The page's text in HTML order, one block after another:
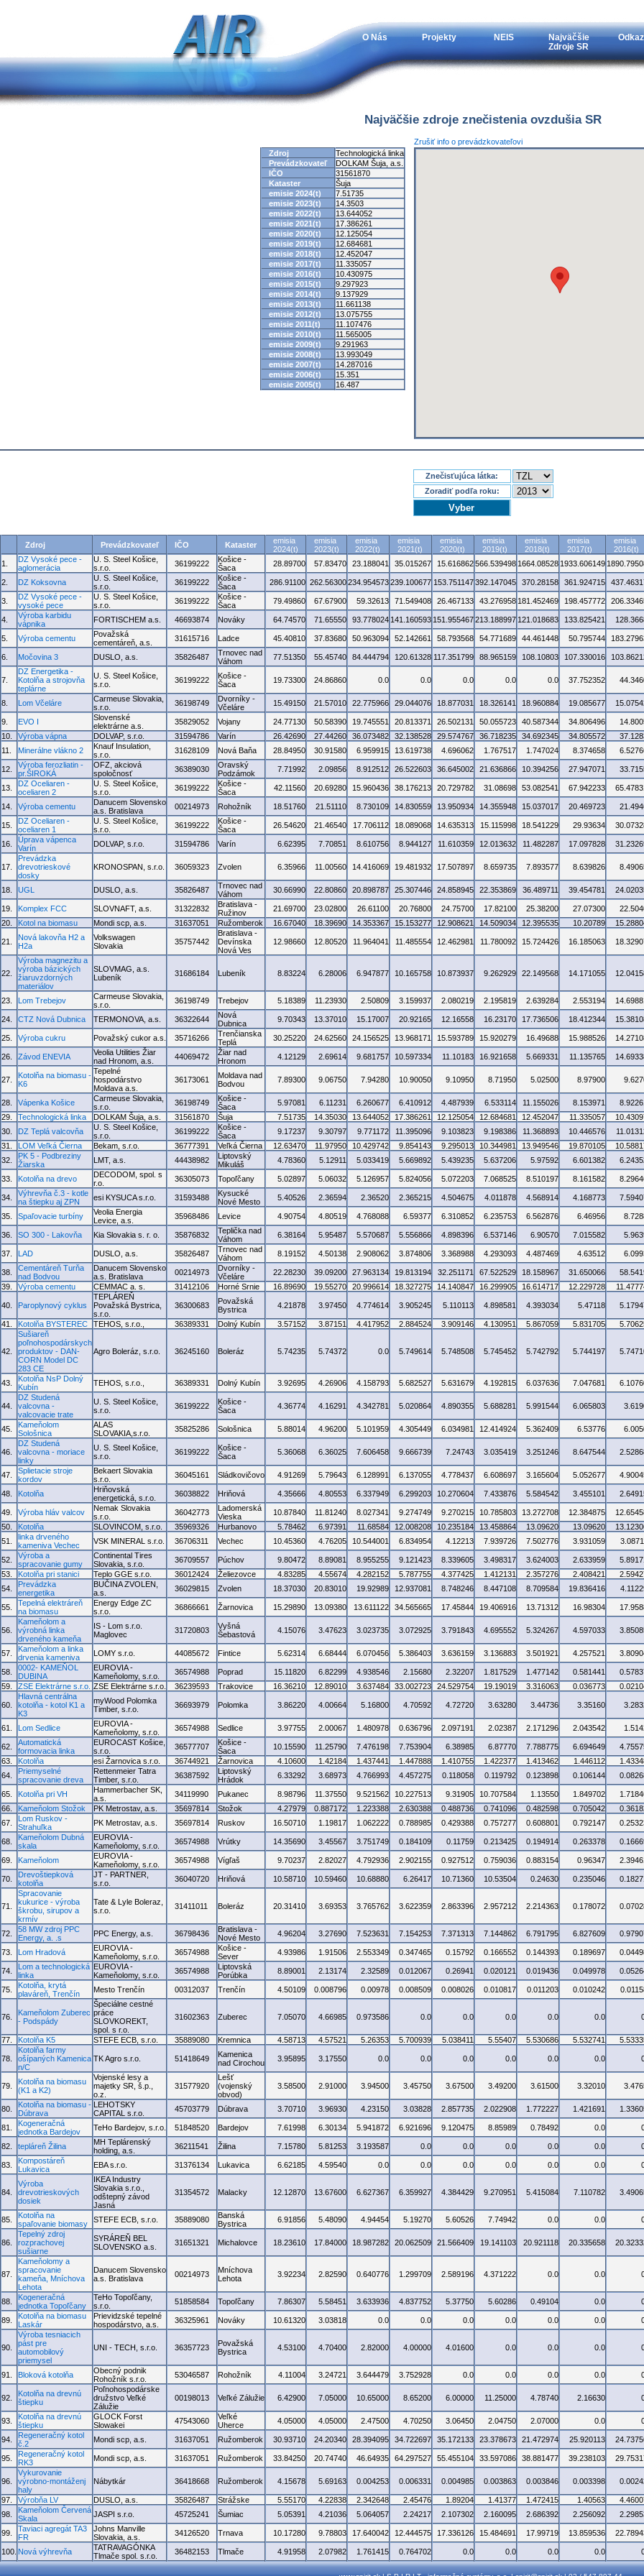
O Nás Projekty NEIS
Najväčšie
Zdroje SR
Najväčšie zdroje znečistenia ovzdušia SR
Zrušiť info o prevádzkovateľovi
Zdroj
Technologická linka
Prevádzkovateľ
DOLKAM Šuja, a.s.
IČO
31561870
Kataster
Šuja
emisie 2024(t)
7.51735
emisie 2023(t)
14.3503
emisie 2022(t)
13.644052
emisie 2021(t)
17.386261
emisie 2020(t)
12.125054
emisie 2019(t)
12.684681
emisie 2018(t)
12.452047
emisie 2017(t)
11.335057
emisie 2016(t)
10.430975
emisie 2015(t)
9.297923
emisie 2014(t)
9.137929
emisie 2013(t)
11.661138
emisie 2012(t)
13.075755
emisie 2011(t)
11.107476
emisie 2010(t)
11.565005
emisie 2009(t)
9.291963
emisie 2008(t)
13.993049
emisie 2007(t)
14.287016
emisie 2006(t)
15.351
emisie 2005(t)
16.487
Znečisťujúca látka:
Zoradiť podľa roku:
Zdroj Prevádzkovateľ IČO Kataster
emisia
2024(t)
emisia
2023(t)
emisia
2022(t)
emisia
2021(t)
emisia
2020(t)
emisia
2019(t)
emisia
2018(t)
emisia
2017(t)
emisia
2016(t)
1.
DZ Vysoké pece -
aglomerácia
U. S. Steel Košice,
s.r.o.
36199222
Košice -
Šaca
28.89700 57.83470 23.188041 35.015267 15.616862566.539498 1664.08528 1933.606149
2. DZ Koksovna
U. S. Steel Košice,
s.r.o.
36199222
Košice -
Šaca
286.91100 262.56300234.954573239.100677 153.751147392.147045 370.28158 361.924715
3.
DZ Vysoké pece -
vysoké pece
U. S. Steel Košice,
s.r.o.
36199222
Košice -
Šaca
79.49860 67.67900 59.32613 71.549408 26.467133 43.276958 181.452469 198.457772
4.
Výroba karbidu
vápnika
FORTISCHEM a.s. 46693874 Nováky 64.74570 71.65550 93.778024 141.160593 151.955467213.188997 121.018683 133.825421
5. Výroba cementu
Považská
cementáreň, a.s.
31615716 Ladce 45.40810 37.83680 50.963094 52.142661 58.793568 54.771689 44.461448 50.795744
6. Močovina 3 DUSLO, a.s. 35826487
Trnovec nad
Váhom
77.51350 55.45740 84.444794 120.61328 117.351799 88.965159 108.10803 107.330016
7.
DZ Energetika -
Kotolňa a strojovňa
teplárne
U. S. Steel Košice,
s.r.o.
36199222
Košice -
Šaca
19.73300 24.86860 0.0 0.0 0.0 0.0 0.0 37.752352
8. Lom Včeláre
Carmeuse Slovakia,
s.r.o.
36198749
Dvorníky -
Včeláre
15.49150 21.57010 22.775966 29.044076 18.877031 18.326141 18.960884 19.085677
9. EVO I
Slovenské
elektrárne a.s.
35829052 Vojany 24.77130 50.58390 19.745551 20.813371 26.502131 50.055723 40.587344 34.806496
10.
Výroba vápna DOLVAP, s.r.o. 31594786 Varín 26.42690 27.44260 36.073482 32.138528 29.574767 36.718235 34.692345 34.805572
11.
Minerálne vlákno 2
Knauf Insulation,
s.r.o.
31628109 Nová Baňa 28.84950 30.91580 6.959915 13.619738 4.696062 1.767517 1.747024 8.374658
12.
Výroba ferozliatin -
pr.ŠIROKÁ
OFZ, akciová
spoločnosť
36389030
Oravský
Podzámok
7.71992 2.09856 8.912512 26.522603 36.645002 21.636866 10.394256 27.947071
13.
DZ Oceliaren -
oceliaren 2
U. S. Steel Košice,
s.r.o.
36199222
Košice -
Šaca
42.11560 20.69280 15.960436 38.176213 20.729782 31.08698 53.082541 67.942233
14. Výroba cementu
Danucem Slovensko
a.s. Bratislava
00214973 Rohožník 18.51760 21.51110 8.730109 14.830559 13.950934 14.355948 15.037017 20.469723
15.
DZ Oceliaren -
oceliaren 1
U. S. Steel Košice,
s.r.o.
36199222
Košice -
Šaca
26.54620 21.46540 17.706112 18.089068 14.635313 15.115998 18.541229 29.93634
16.
Úprava vápenca
Varín
DOLVAP, s.r.o. 31594786 Varín 6.62395 7.70851 8.610756 8.944127 11.610359 12.013632 11.482287 17.097828
17.
Prevádzka
drevotrieskové
dosky
KRONOSPAN, s.r.o. 36059323 Zvolen 6.35966 11.00560 14.416069 19.481932 17.507897 8.659735 7.893577 8.639826
18. UGL DUSLO, a.s. 35826487
Trnovec nad
Váhom
30.66990 22.80860 20.898787 25.307446 24.858945 22.353869 36.489711 39.454781
19. Komplex FCC SLOVNAFT, a.s. 31322832
Bratislava -
Ružinov
21.69700 23.02800 26.61100 20.76800 24.75700 17.82100 25.38200 27.07300
20.
Kotol na biomasu Mondi scp, a.s. 31637051 Ružomberok 16.67040 18.39690 14.353367 15.153277 12.908621 14.509034 12.395535 10.20789
21.
Nová lakovňa H2 a
H2a
Volkswagen
Slovakia
35757442
Bratislava -
Devínska
Nová Ves
12.98660 12.80520 11.964041 11.485554 12.462981 11.780092 15.724426 16.185063
22.
Výroba magnezitu a
výroba bázických
žiaruvzdorných
materiálov
SLOVMAG, a.s.
Lubeník
31686184 Lubeník 8.83224 6.28006 6.947877 10.165758 10.873937 9.262929 22.149568 14.171055
23. Lom Trebejov
Carmeuse Slovakia,
s.r.o.
36198749 Trebejov 5.18389 11.23930 2.50809 3.159937 2.080219 2.195819 2.639284 2.553194
24. CTZ Nová Dubnica TERMONOVA, a.s. 36322644
Nová
Dubnica
9.70343 13.37010 15.17007 20.92165 12.16558 16.23170 17.736506 18.412344
25. Výroba cukru Považský cukor a.s. 35716266
Trenčianska
Teplá
30.25220 24.62560 24.156525 13.968171 15.593789 15.920279 16.49688 15.988526
26. Závod ENEVIA
Veolia Utilities Žiar
nad Hronom, a.s.
44069472
Žiar nad
Hronom
4.12129 2.69614 9.681757 10.597334 11.10183 16.921658 5.669331 11.135765
27.
Kotolňa na biomasu -
K6
Tepelné
hospodárstvo
Moldava a.s.
36173061
Moldava nad
Bodvou
7.89300 9.06750 7.94280 10.90050 9.10950 8.71950 5.02500 8.97900
28. Vápenka Košice
Carmeuse Slovakia,
s.r.o.
36198749
Košice -
Šaca
5.97081 6.11231 6.260677 6.410912 4.487939 6.533114 11.155026 8.153971
29.
Technologická linka DOLKAM Šuja, a.s. 31561870 Šuja 7.51735 14.35030 13.644052 17.386261 12.125054 12.684681 12.452047 11.335057
30.
DZ Teplá valcovňa
U. S. Steel Košice,
s.r.o.
36199222
Košice -
Šaca
9.17237 9.30797 9.771172 11.395096 9.103823 9.198386 11.368893 10.446576
31.
LOM Veľká Čierna Bekam, s.r.o. 36777391 Veľká Čierna 12.63470 11.97950 10.429742 9.854143 9.295013 10.344981 13.949546 19.870105
32.
PK 5 - Podbreziny
Žiarska
LMT, a.s. 44438982
Liptovský
Mikuláš
4.78360 5.12911 5.033419 5.669892 5.439235 5.637206 5.97592 6.601382
33. Kotolňa na drevo
DECODOM, spol. s
r.o.
36305073 Topoľčany 5.02897 5.06032 5.126957 5.824056 5.072203 7.068525 8.510197 8.161582
34.
Výhrevňa č.3 - kotle
na štiepku aj ZPN
esi KYSUCA s.r.o. 31593488
Kysucké
Nové Mesto
5.40526 2.36594 2.36520 2.365215 4.504675 4.011878 4.568914 4.168773
35. Spaľovacie turbíny
Veolia Energia
Levice, a.s.
35968486 Levice 4.90754 4.80519 4.768088 6.59377 6.310852 6.235753 6.562876 6.46956
36. SO 300 - Lakovňa Kia Slovakia s. r. o. 35876832
Teplička nad
Váhom
6.38164 5.95487 5.570687 5.556866 4.898396 6.537146 6.90570 7.015582
37. LAD DUSLO, a.s. 35826487
Trnovec nad
Váhom
8.19152 4.50138 2.908062 3.874806 3.368988 4.293093 4.487469 4.63512
38.
Cementáreň Turňa
nad Bodvou
Danucem Slovensko
a.s. Bratislava
00214973
Dvorníky -
Včeláre
22.28230 39.09200 27.963134 19.813194 32.251171 67.522529 18.158967 31.650066
39.
Výroba cementu CEMMAC a. s. 31412106 Horné Srnie 16.89690 19.55270 20.996614 18.327275 14.140847 16.299905 16.614717 12.229728
40. Paroplynový cyklus
TEPLÁREŇ
Považská Bystrica,
s.r.o.
36300683
Považská
Bystrica
4.21878 3.97450 4.774614 3.905245 5.110113 4.898581 4.393034 5.47118
41. Kotolňa BYSTEREC TEHOS, s.r.o., 36389331 Dolný Kubín 3.57152 3.87151 4.417952 2.884524 3.909146 4.130951 5.867059 5.831705
42.
Sušiareň
poľnohospodárskych
produktov - DAN-
CORN Model DC
283 CE
Agro Boleráz, s.r.o. 36245160 Boleráz 5.74235 5.74372 0.0 5.749614 5.748508 5.745452 5.742792 5.744197
43.
Kotolňa NsP Dolný
Kubín
TEHOS, s.r.o., 36389331 Dolný Kubín 3.92695 4.26906 4.158793 5.682527 5.631679 4.192815 6.037636 7.047681
44.
DZ Studená
valcovna -
valcovacie trate
U. S. Steel Košice,
s.r.o.
36199222
Košice -
Šaca
4.36774 4.16291 4.342781 5.020864 4.890355 5.688281 5.991544 6.065803
45.
Kameňolom
Sološnica
ALAS
SLOVAKIA,s.r.o.
35825286 Sološnica 5.88014 4.96200 5.101959 4.305449 6.034981 12.414924 5.362409 6.53776
46.
DZ Studená
valcovna - moriace
linky
U. S. Steel Košice,
s.r.o.
36199222
Košice -
Šaca
5.36068 6.36025 7.606458 9.666739 7.24743 3.035419 3.251246 8.647544
47.
Splietacie stroje
kordov
Bekaert Slovakia
s.r.o.
36045161 Sládkovičovo 4.91269 5.79643 6.128991 6.137055 4.778437 6.608697 3.165604 5.052677
48. Kotolňa
Hriňovská
energetická, s.r.o.
36038822 Hriňová 4.35666 4.80553 6.337949 6.299203 10.270604 7.433876 5.584542 3.455101
49. Výroba hláv valcov
Nemak Slovakia
s.r.o.
36042773
Ladomerská
Vieska
10.87840 11.81240 8.027341 9.274749 9.270215 10.785803 13.272708 12.384875
50.
Kotolňa SLOVINCOM, s.r.o. 35969326 Hurbanovo 5.78462 6.97391 11.68584 12.008208 10.235184 13.458864 13.09620 13.09620
51.
linka drveného
kameniva Vechec
VSK MINERAL s.r.o. 36706311 Vechec 10.45360 4.76205 10.544001 6.834954 4.12213 7.939726 7.502776 3.931059
52.
Výroba a
spracovanie gumy
Continental Tires
Slovakia, s.r.o.
36709557 Púchov 9.80472 8.89081 8.955255 9.121423 8.339605 3.498317 3.624003 2.633959
53.
Kotolňa pri stanici Teplo GGE s.r.o. 36012424 Želiezovce 4.83285 4.55674 4.282152 5.787755 4.377425 1.412131 2.357276 2.408421
54.
Prevádzka
energetika
BUČINA ZVOLEN,
a.s.
36029815 Zvolen 18.37030 20.83010 19.92989 12.937081 8.748246 8.447108 8.709584 19.836416
55.
Tepelná elektráreň
na biomasu
Energy Edge ZC
s.r.o.
36866661 Žarnovica 15.29890 13.09380 13.611122 34.565665 17.45844 19.406916 13.71312 16.98304
56.
Kameňolom a
výrobná linka
drveného kameňa
IS - Lom s.r.o.
Maglovec
31720803
Vyšná
Šebastová
4.15076 3.47623 3.023735 3.072925 3.791843 4.695552 5.324267 4.597033
57.
Kameňolom a linka
drvenia kameniva
LOMY s.r.o. 44085672 Fintice 5.62314 6.68444 6.070456 5.386403 3.636159 3.136883 3.501921 4.257521
58.
0002- KAMEŇOL
DUBINA
EUROVIA -
Kameňolomy, s.r.o.
36574988 Poprad 15.11820 6.82299 4.938546 2.15680 2.32207 1.817529 1.477142 0.581441
59.
ZSE Elektrárne s.r.o. ZSE Elektrárne s.r.o. 36239593 Trakovice 16.36210 12.89010 3.637484 33.002723 24.529754 19.19019 3.316063 0.036773
60.
Hlavná centrálna
kotolňa - kotol K1 a
K3
myWood Polomka
Timber, s.r.o.
36693979 Polomka 3.86220 4.00664 5.16800 4.70592 4.72720 3.63280 3.44736 3.35160
61. Lom Sedlice
EUROVIA -
Kameňolomy, s.r.o.
36574988 Sedlice 3.97755 2.00067 1.480978 0.636796 2.097191 2.02387 2.171296 2.043542
62.
Automatická
formovacia linka
EUROCAST Košice,
s.r.o.
36577707
Košice -
Šaca
10.15590 11.25790 7.476198 7.753904 6.38985 6.87770 7.788775 6.694649
63.
Kotolňa esi Žarnovica s.r.o. 36744921 Žarnovica 4.10600 1.42184 1.437441 1.447888 1.410755 1.422377 1.413462 1.446112
64.
Priemyselné
spracovanie dreva
Rettenmeier Tatra
Timber, s.r.o.
36387592
Liptovský
Hrádok
6.33292 3.68973 4.766993 4.457275 0.118058 0.119792 0.123898 0.106144
65. Kotolňa pri VH
Hammerbacher SK,
a.s.
34119990 Pukanec 8.98796 11.37550 9.521562 10.227513 9.31905 10.707584 1.13550 1.849702
66.
Kameňolom Stožok PK Metrostav, a.s. 35697814 Stožok 4.27979 0.887172 1.223388 2.630388 0.488736 0.741096 0.482598 0.705042
67.
Lom Ruskov -
Strahuľka
PK Metrostav, a.s. 35697814 Ruskov 16.50710 1.19817 1.062222 0.788985 0.429388 0.757277 0.608801 0.792147
68.
Kameňolom Dubná
skala
EUROVIA -
Kameňolomy, s.r.o.
36574988 Vrútky 14.35690 3.45567 3.751749 0.184109 0.11759 0.213425 0.194914 0.263378
69. Kameňolom
EUROVIA -
Kameňolomy, s.r.o.
36574988 Vígľaš 9.70237 2.82027 4.792936 2.902155 0.927512 0.759036 0.883154 0.96347
70.
Drevoštiepková
kotolňa
JT - PARTNER,
s.r.o.
36040720 Hriňová 10.58710 10.59460 10.68880 6.26417 10.71360 10.53504 0.24630 0.235046
71.
Spracovanie
kukurice - výroba
škrobu, sirupov a
krmív
Tate & Lyle Boleraz,
s.r.o.
31411011 Boleráz 20.31410 3.69353 3.765762 3.622359 2.863396 2.957212 2.214363 0.178072
72.
58 MW zdroj PPC
Energy, a. .s
PPC Energy, a.s. 36798436
Bratislava -
Nové Mesto
4.96204 3.27690 7.523631 7.154253 7.371313 7.144862 6.791795 6.827609
73. Lom Hradová
EUROVIA -
Kameňolomy, s.r.o.
36574988
Košice -
Sever
4.93986 1.91506 2.553349 0.347465 0.15792 0.166552 0.144393 0.189697
74.
Lom a technologická
linka
EUROVIA -
Kameňolomy, s.r.o.
36574988
Liptovská
Porúbka
8.89001 2.13174 2.32589 0.012067 0.26941 0.020121 0.019436 0.049978
75.
Kotolňa, krytá
plaváreň, Trenčín
Mesto Trenčín 00312037 Trenčín 4.50109 0.008796 0.00978 0.008509 0.008026 0.010817 0.011203 0.010242
76.
Kameňolom Zuberec
- Podspády
Špeciálne cestné
práce
SLOVKOREKT,
spol. s r.o.
31602363 Zuberec 7.05070 4.66985 0.973586 0.0 0.0 0.0 0.0 0.0
77. Kotolňa K5 STEFE ECB, s.r.o. 35889080 Kremnica 4.58713 4.57521 5.26353 5.700939 5.038411 5.55407 5.530686 5.532741
78.
Kotolňa farmy
ošípaných Kamenica
n/C
TK Agro s.r.o. 51418649
Kamenica
nad Cirochou
3.95895 3.17550 0.0 0.0 0.0 0.0 0.0 0.0
79.
Kotolňa na biomasu
(K1 a K2)
Vojenské lesy a
majetky SR, š.p.,
o.z.
31577920
Lešť
(vojenský
obvod)
3.58500 2.91000 3.94500 3.45750 3.67500 3.49200 3.61500 3.32010
80.
Kotolňa na biomasu -
Dúbrava
LEHOTSKY
CAPITAL s.r.o.
45703779 Dúbrava 3.70710 3.96930 4.23150 3.03828 2.857735 2.022908 1.772227 1.421691
81.
Kogeneračná
jednotka Bardejov
TeHo Bardejov, s.r.o. 51848520 Bardejov 7.61998 6.30134 5.941872 6.921696 9.120475 8.85989 0.78492 0.0
82. tepláreň Žilina
MH Teplárenský
holding, a.s.
36211541 Žilina 7.15780 5.81253 3.193587 0.0 0.0 0.0 0.0 0.0
83.
Kompostáreň
Lukavica
EBA s.r.o. 31376134 Lukavica 6.62185 4.59540 0.0 0.0 0.0 0.0 0.0 0.0
84.
Výroba
drevotrieskových
dosiek
IKEA Industry
Slovakia s.r.o.,
odštepný závod
Jasná
31354572 Malacky 12.12870 13.67600 6.627367 6.359927 4.384429 9.270951 5.415084 7.110782
85.
Kotolňa na
spaľovanie biomasy
STEFE ECB, s.r.o. 35889080
Banská
Bystrica
6.91856 5.48090 4.94454 5.19270 5.60526 7.74942 0.0 0.0
86.
Tepelný zdroj
rozprachovej
sušiarne
SYRÁREŇ BEL
SLOVENSKO a.s.
31651321 Michalovce 18.23610 17.84000 18.987282 20.062509 21.566409 19.141103 20.921118 20.335658
87.
Kameňolomy a
spracovanie
kameňa, Mníchova
Lehota
Danucem Slovensko
a.s. Bratislava
00214973
Mníchova
Lehota
3.92234 2.82590 0.640776 1.299709 2.589196 4.371222 0.0 0.0
88.
Kogeneračná
jednotka Topoľčany
TeHo Topoľčany,
s.r.o.
51858584 Topoľčany 7.86307 5.58451 3.633936 4.837752 5.37750 5.60286 0.49104 0.0
89.
Kotolňa na biomasu
Laskár
Prievidzské tepelné
hospodárstvo, a.s.
36325961 Nováky 10.61320 3.03818 0.0 0.0 0.0 0.0 0.0 0.0
90.
Výroba tesniacich
pást pre
automobilový
priemysel
UNI - TECH, s.r.o. 36357723
Považská
Bystrica
4.53100 4.70400 2.82000 4.00000 4.01600 0.0 0.0 0.0
91. Bloková kotolňa
Obecný podnik
Rohožník s.r.o.
53046587 Rohožník 4.11004 3.24721 3.644479 3.752928 0.0 0.0 0.0 0.0
92.
Kotolňa na drevnú
štiepku
Poľnohospodárske
družstvo Veľké
Zálužie
00198013 Veľké Zálužie 6.42900 7.05000 10.65000 8.65200 6.00000 11.25000 4.78740 2.16630
93.
Kotolňa na drevnú
štiepku
GLOCK Forst
Slowakei
47543060
Veľké
Uherce
4.05000 4.05000 2.47500 4.70250 3.06450 2.04750 2.07000 0.0
94.
Regeneračný kotol
č.2
Mondi scp, a.s. 31637051 Ružomberok 30.93710 24.20340 28.394095 34.722697 35.172133 23.378673 21.472974 25.920113
95.
Regeneračný kotol
RK3
Mondi scp, a.s. 31637051 Ružomberok 33.84250 20.74740 46.64935 64.297527 55.455104 33.597086 38.881477 39.238103
96.
Vykurovanie
výrobno-montáženj
haly
Nábytkár 36418668 Ružomberok 4.15678 5.69163 0.004253 0.006331 0.004985 0.003863 0.003846 0.003398
97. Výrobňa LV DUSLO, a.s. 35826487 Strážske 5.55170 4.22838 2.342648 2.45476 1.89204 1.41377 1.472415 1.40563
98.
Kameňolom Červená
Skala
JASPI s.r.o. 45725241 Šumiac 5.05391 4.21036 5.064057 2.24217 2.107302 2.160095 2.686392 2.256092
99.
Taviaci agregát TA3
FR
Johns Manville
Slovakia, a.s.
34126520 Trnava 10.17280 9.78803 17.640042 12.444575 17.336126 15.484691 17.99719 13.859536
100. Nová výhrevňa
TATRAVAGÓNKA
Tlmače spol. s.r.o.
36482153 Tlmače 4.91958 2.07982 1.761415 0.764702 0.0 0.0 0.0 0.0